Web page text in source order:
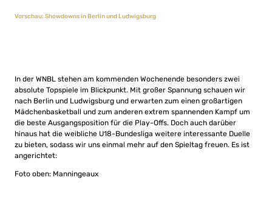
Vorschau: Showdowns in Berlin und Ludwigsburg
In der WNBL stehen am kommenden Wochenende besonders zwei
absolute Topspiele im Blickpunkt. Mit großer Spannung schauen wir
nach Berlin und Ludwigsburg und erwarten zum einen großartigen
Mädchenbasketball und zum anderen extrem spannenden Kampf um
die beste Ausgangsposition für die Play-Offs. Doch auch darüber
hinaus hat die weibliche U18-Bundesliga weitere interessante Duelle
zu bieten, sodass wir uns einmal mehr auf den Spieltag freuen. Es ist
angerichtet:
Foto oben: Manningeaux